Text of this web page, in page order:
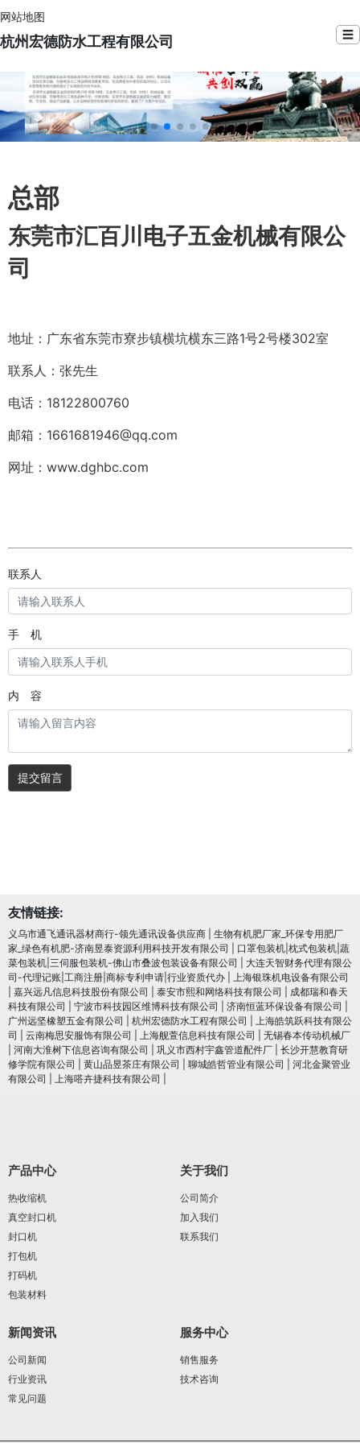
网站地图
杭州宏德防水工程有限公司 ☰
总部
东莞市汇百川电子五金机械有限公
司
地址：广东省东莞市寮步镇横坑横东三路1号2号楼302室
联系人：张先生
电话：18122800760
邮箱：1661681946@qq.com
网址：www.dghbc.com
联系人
手 机
内 容
提交留言
友情链接:
义乌市通飞通讯器材商行-领先通讯设备供应商
生物有机肥厂家_环保专用肥厂
家_绿色有机肥-济南昱泰资源利用科技开发有限公司
口罩包装机|枕式包装机|蔬
菜包装机|三伺服包装机-佛山市叠波包装设备有限公司
大连天智财务代理有限公
司-代理记账|工商注册|商标专利申请|行业资质代办
上海银珠机电设备有限公司
嘉兴远凡信息科技股份有限公司 泰安市熙和网络科技有限公司
成都瑞和春天
科技有限公司
宁波市科技园区维博科技有限公司 济南恒蓝环保设备有限公司
广州远坚橡塑五金有限公司
杭州宏德防水工程有限公司
上海皓筑跃科技有限公
司
云南梅思安服饰有限公司 上海舰萱信息科技有限公司
无锡春本传动机械厂
河南大淮树下信息咨询有限公司 巩义市西村宇鑫管道配件厂
长沙开慧教育研
修学院有限公司
黄山品昱茶庄有限公司 聊城皓哲管业有限公司
河北金聚管业
有限公司
上海嗒卉捷科技有限公司
产品中心
热收缩机
真空封口机
封口机
打包机
打码机
包装材料
关于我们
公司简介
加入我们
联系我们
新闻资讯
公司新闻
行业资讯
常见问题
服务中心
销售服务
技术咨询